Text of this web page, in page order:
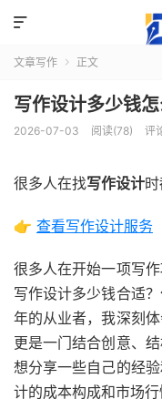

文章写作  正文
写作设计多少钱
2026-07-03 阅读(78) 评
很多人在找写作设计
👉 查看写作设计服务
很多人在开始一项写
写作设计多少钱合适
年的从业者，我深刻
更是一门结合创意、
想分享一些自己的经
计的成本构成和市场行